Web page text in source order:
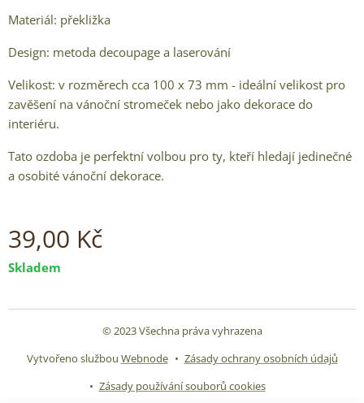
Materiál: překližka
Design: metoda decoupage a laserování
Velikost: v rozměrech cca 100 x 73 mm - ideální velikost pro
zavěšení na vánoční stromeček nebo jako dekorace do
interiéru.
Tato ozdoba je perfektní volbou pro ty, kteří hledají jedinečné
a osobité vánoční dekorace.
39,00 Kč
Skladem
© 2023 Všechna práva vyhrazena
Vytvořeno službou Webnode
Zásady ochrany osobních údajů
Zásady používání souborů cookies